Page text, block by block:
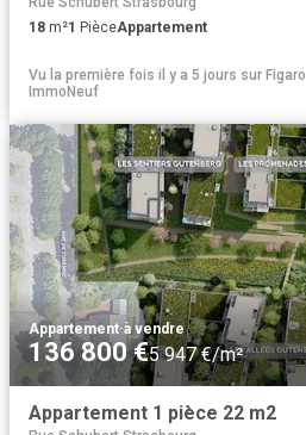
18 m²1 PièceAppartement
Vu la première fois il y a 5 jours sur Figaro
ImmoNeuf
Appartement·à vendre
136 800 €5 947 €/m²
Appartement 1 pièce 22 m2